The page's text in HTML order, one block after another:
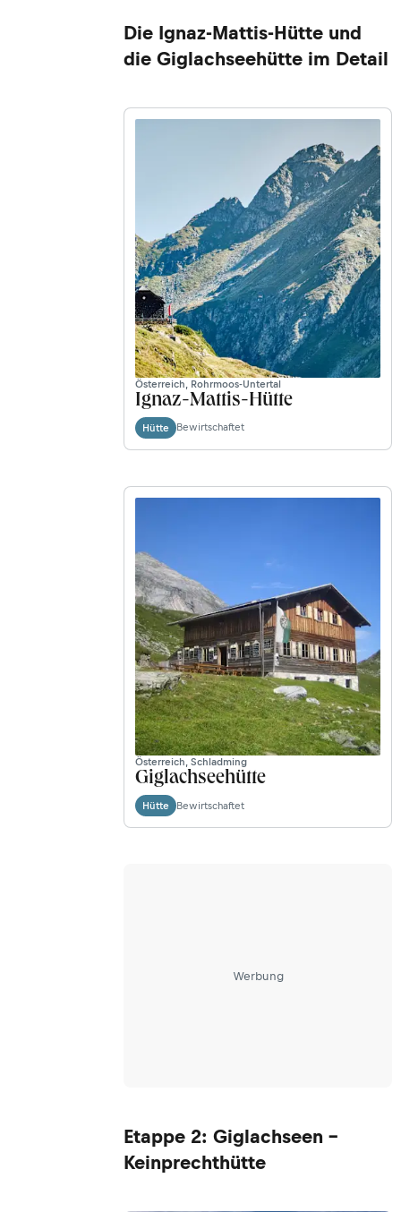
Die Ignaz-Mattis-Hütte und
die Giglachseehütte im Detail
Österreich, Rohrmoos-Untertal
Ignaz-Mattis-Hütte
Hütte Bewirtschaftet
Österreich, Schladming
Giglachseehütte
Hütte Bewirtschaftet
Werbung
Etappe 2: Giglachseen -
Keinprechthütte